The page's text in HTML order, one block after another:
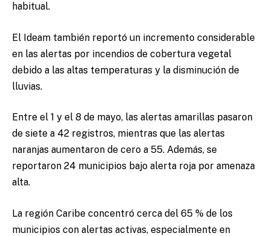
habitual.
El Ideam también reportó un incremento considerable
en las alertas por incendios de cobertura vegetal
debido a las altas temperaturas y la disminución de
lluvias.
Entre el 1 y el 8 de mayo, las alertas amarillas pasaron
de siete a 42 registros, mientras que las alertas
naranjas aumentaron de cero a 55. Además, se
reportaron 24 municipios bajo alerta roja por amenaza
alta.
La región Caribe concentró cerca del 65 % de los
municipios con alertas activas, especialmente en